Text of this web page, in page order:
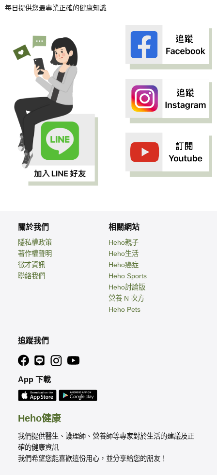
每日提供您最專業正確的健康知識
Heho健康
我們提供醫生、護理師、營養師等專家對於生活的建議及正
確的健康資訊
我們希望您能喜歡這份用心，並分享給您的朋友！
關於我們
隱私權政策
著作權聲明
徵才資訊
聯絡我們
相關網站
Heho親子
Heho生活
Heho癌症
Heho Sports
Heho討論版
營養 N 次方
Heho Pets
追蹤我們
App 下載